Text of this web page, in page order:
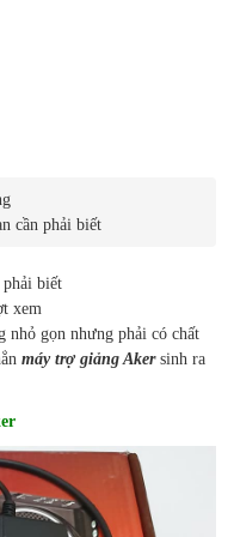
cần phải biết
phải biết
xem
nhỏ gọn nhưng phải có chất
máy trợ giảng Akersinh ra